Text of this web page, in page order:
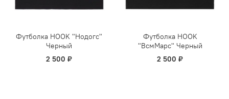
Футболка HOOK "Нодогс"
Черный
2 500 ₽
Футболка HOOK
"ВсмМарс" Черный
2 500 ₽